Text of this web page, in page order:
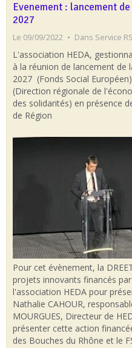
Evenement : lancement
2027
Le 09/09/2022 Dans Service
L'association HEDA,
à la réunion de lancement de
2027 (Fonds Social
(Direction régionale de
des solidarités) en présence
de Région
Pour cet évènement, la
projets innovants financés
l'association HEDA pour
Nathalie CAHOUR,
MOURGUES, Directeur de
présenter cette action
des Bouches du Rhône et le